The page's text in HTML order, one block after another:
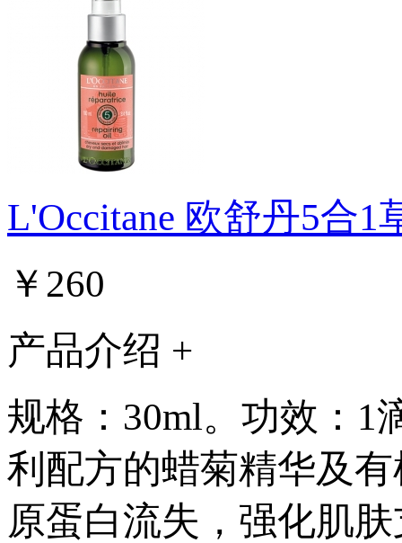
L'Occitane 欧舒丹5合1
￥260
产品介绍 +
规格：30ml。功效：1
利配方的蜡菊精华及
原蛋白流失，强化肌